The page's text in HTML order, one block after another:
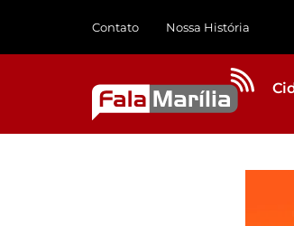
Contato Nossa História